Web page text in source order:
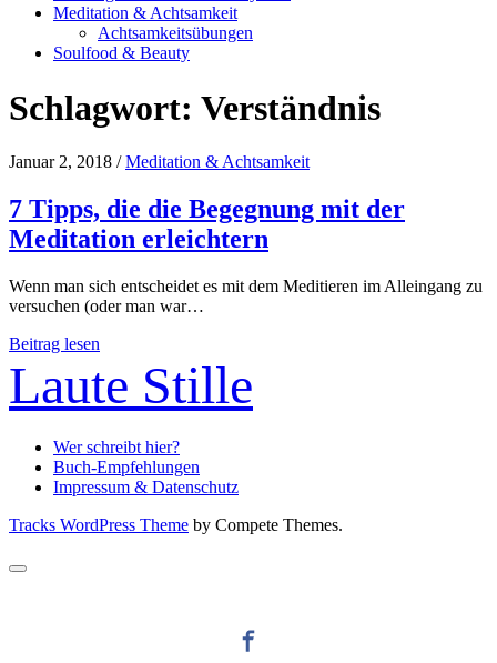
Meditation & Achtsamkeit
Achtsamkeitsübungen
Soulfood & Beauty
Schlagwort: Verständnis
Januar 2, 2018 /Meditation & Achtsamkeit
7 Tipps, die die Begegnung mit der
Meditation erleichtern
Wenn man sich entscheidet es mit dem Meditieren im Alleingang zu
versuchen (oder man war…
Beitrag lesen
die
die
mit
der
Meditation
Laute Stille
Wer schreibt hier?
Buch-Empfehlungen
Impressum & Datenschutz
Tracks WordPress Theme by Compete Themes.